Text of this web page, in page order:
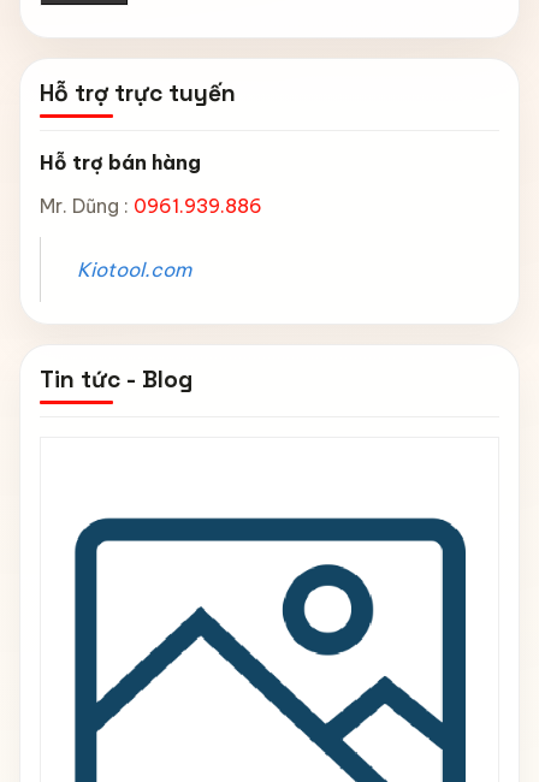
Hỗ trợ trực tuyến
Hỗ trợ bán hàng
Mr. Dũng : 0961.939.886
Kiotool.com
Tin tức - Blog